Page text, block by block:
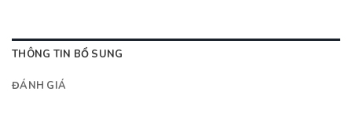
THÔNG TIN BỔ SUNG
ĐÁNH GIÁ